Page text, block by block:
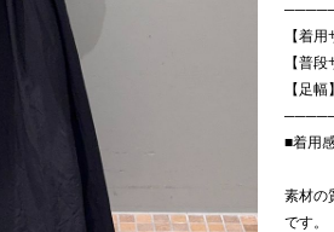
【着
【普
【足
■着用
素材の
です。